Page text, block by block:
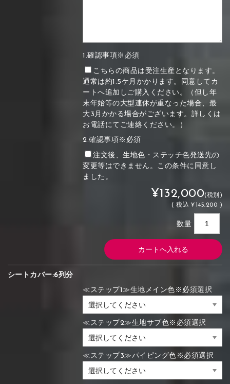
1.確認事項※必須
こちらの商品は受注生産となります。
通常は約1.5ケ月かかります。同意してカ
ートへ追加しご購入ください。（但し年
末年始等の大型連休が重なった場合、最
大3月かかる場合がございます。詳しくは
お電話にてご連絡ください。）
2.確認事項※必須
注文後、生地色・ステッチ色発送先の
変更等はできません。この条件に同意し
ました。
¥132,000(税別)
(税込 ¥145,200 )
数量
シートカバー:6列分
≪ステップ1≫生地メイン色※必須選択
≪ステップ2≫生地サブ色※必須選択
≪ステップ3≫パイピング色※必須選択